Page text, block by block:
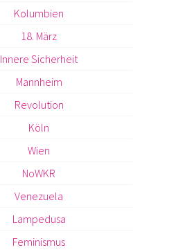
Kolumbien
18. März
Innere Sicherheit
Mannheim
Revolution
Köln
Wien
NoWKR
Venezuela
Lampedusa
Feminismus